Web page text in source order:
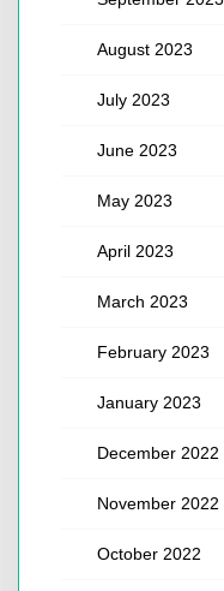
August 2023
July 2023
June 2023
May 2023
April 2023
March 2023
February 2023
January 2023
December 2022
November 2022
October 2022